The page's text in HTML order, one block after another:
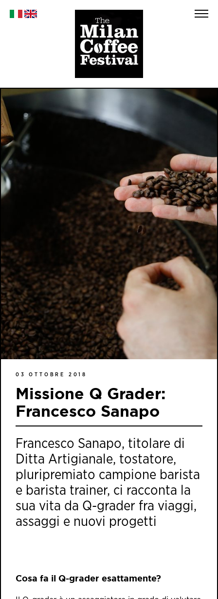
03 OTTOBRE 2018
Missione Q Grader:
Francesco Sanapo
Francesco Sanapo, titolare di
Ditta Artigianale, tostatore,
pluripremiato campione barista
e barista trainer, ci racconta la
sua vita da Q-grader fra viaggi,
assaggi e nuovi progetti
Cosa fa il Q-grader esattamente?